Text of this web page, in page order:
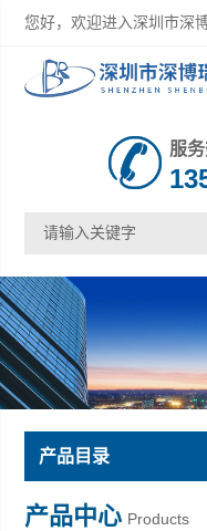
您好，欢迎进入深圳市深
服务
产品目录
产品中心 Products